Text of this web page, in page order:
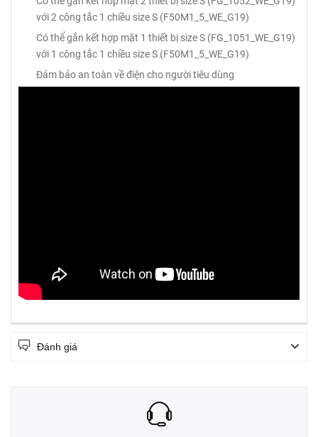
với 2 công tắc 1 chiều size S (F50M1_5_WE_G19)
Có thể gắn kết hợp mặt 1 thiết bị size S (FG_1051_WE_G19)
với 1 công tắc 1 chiều size S (F50M1_5_WE_G19)
Đảm bảo an toàn về điện cho người tiêu dùng
Đánh giá